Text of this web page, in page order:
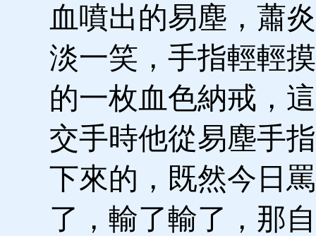
血噴出的易塵，蕭
淡一笑，手指輕輕
的一枚血色納戒，
交手時他從易塵手
下來的，既然今日
了，輸了輸了，那